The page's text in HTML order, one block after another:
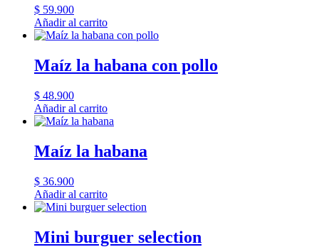
$ 59.900
Añadir al carrito
Maíz la habana con pollo
$ 48.900
Añadir al carrito
Maíz la habana
$ 36.900
Añadir al carrito
Mini burguer selection